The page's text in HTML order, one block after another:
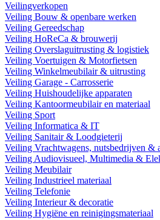
Veilingverkopen
Veiling Bouw & openbare werken
Veiling Gereedschap
Veiling HoReCa & brouwerij
Veiling Overslaguitrusting & logistiek
Veiling Voertuigen & Motorfietsen
Veiling Winkelmeubilair & uitrusting
Veiling Garage - Carrosserie
Veiling Huishoudelijke apparaten
Veiling Kantoormeubilair en materiaal
Veiling Sport
Veiling Informatica & IT
Veiling Sanitair & Loodgieterij
Veiling Vrachtwagens, nutsbedrijven &
Veiling Audiovisueel, Multimedia &
Veiling Meubilair
Veiling Industrieel materiaal
Veiling Telefonie
Veiling Interieur & decoratie
Veiling Hygiëne en reinigingsmateriaal